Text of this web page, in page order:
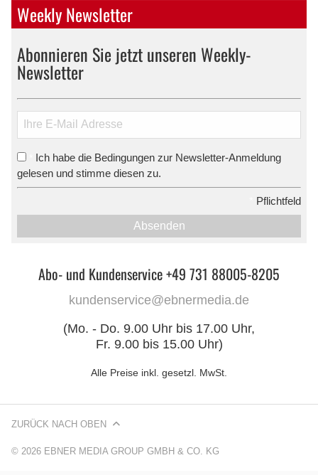
Weekly Newsletter
Abonnieren Sie jetzt unseren Weekly-
Newsletter
Ich habe die Bedingungen zur Newsletter-Anmeldung
gelesen und stimme diesen zu.
Pflichtfeld
Absenden
Abo- und Kundenservice +49 731 88005-8205
kundenservice@ebnermedia.de
(Mo. - Do. 9.00 Uhr bis 17.00 Uhr,
Fr. 9.00 bis 15.00 Uhr)
Alle Preise inkl. gesetzl. MwSt.
© 2026 EBNER MEDIA GROUP GMBH & CO. KG
ZURÜCK NACH OBEN